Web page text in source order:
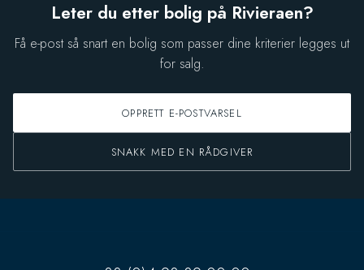
Leter du etter bolig på Rivieraen?
Få e-post så snart en bolig som passer dine kriterier legges ut
for salg.
OPPRETT E-POSTVARSEL
SNAKK MED EN RÅDGIVER